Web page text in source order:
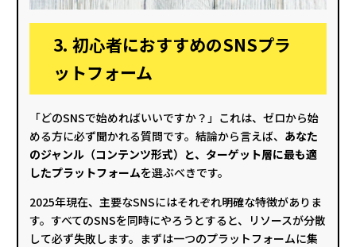
3. 初心者におすすめのSNSプラ
ットフォーム
「どのSNSで始めればいいですか？」これは、ゼロから始
める方に必ず聞かれる質問です。結論から言えば、 あなた
のジャンル（コンテンツ形式）と、ターゲット層に最も適
したプラットフォームを選ぶべきです。
2025年現在、主要なSNSにはそれぞれ明確な特徴がありま
す。すべてのSNSを同時にやろうとすると、リソースが分散
して必ず失敗します。まずは一つのプラットフォームに集